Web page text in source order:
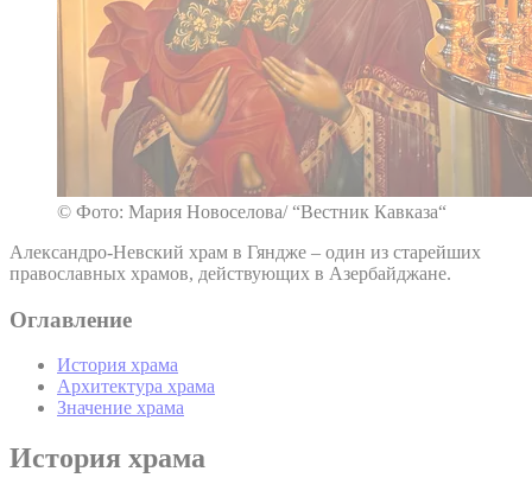
© Фото: Мария Новоселова/ “Вестник Кавказа“
Александро-Невский храм в Гяндже – один из старейших
православных храмов, действующих в Азербайджане.
Оглавление
История храма
Архитектура храма
Значение храма
История храма